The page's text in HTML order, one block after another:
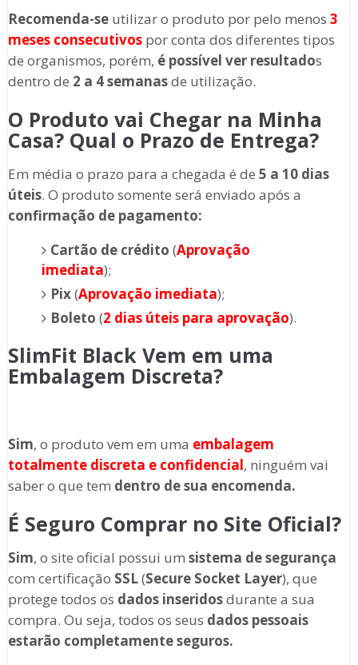
Recomenda-seutilizar o produto por pelo menos 3
meses consecutivospor conta dos diferentes tipos
de organismos, porém, é possível ver resultados
dentro de 2 a 4 semanasde utilização.
O Produto vai Chegar na Minha
Casa? Qual o Prazo de Entrega?
Em média o prazo para a chegada é de 5 a 10 dias
úteis. O produto somente será enviado após a
confirmação de pagamento:
Cartão de crédito (Aprovação
imediata);
Pix(Aprovação imediata);
Boleto (2 dias úteis para aprovação).
SlimFit Black Vem em uma
Embalagem Discreta?
Sim, o produto vem em uma embalagem
totalmente discreta e confidencial, ninguém vai
saber o que tem dentro de sua encomenda.
É Seguro Comprar no Site Oficial?
Sim, o site oficial possui um sistema de segurança
com certificação SSL(Secure Socket Layer), que
protege todos os dados inseridosdurante a sua
compra. Ou seja, todos os seus dados pessoais
estarão completamente seguros.